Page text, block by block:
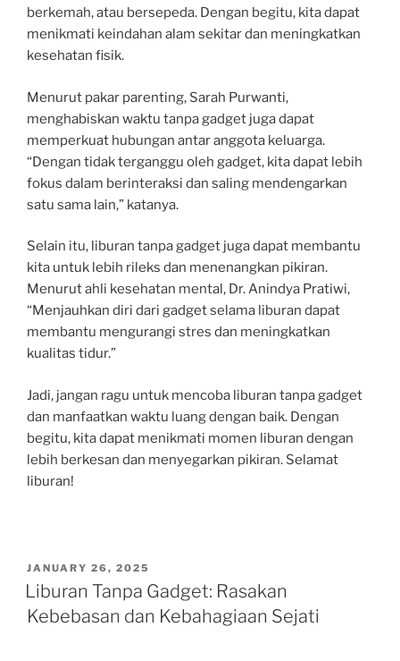
berkemah, atau bersepeda. Dengan begitu, kita dapat
menikmati keindahan alam sekitar dan meningkatkan
kesehatan fisik.
Menurut pakar parenting, Sarah Purwanti,
menghabiskan waktu tanpa gadget juga dapat
memperkuat hubungan antar anggota keluarga.
“Dengan tidak terganggu oleh gadget, kita dapat lebih
fokus dalam berinteraksi dan saling mendengarkan
satu sama lain,” katanya.
Selain itu, liburan tanpa gadget juga dapat membantu
kita untuk lebih rileks dan menenangkan pikiran.
Menurut ahli kesehatan mental, Dr. Anindya Pratiwi,
“Menjauhkan diri dari gadget selama liburan dapat
membantu mengurangi stres dan meningkatkan
kualitas tidur.”
Jadi, jangan ragu untuk mencoba liburan tanpa gadget
dan manfaatkan waktu luang dengan baik. Dengan
begitu, kita dapat menikmati momen liburan dengan
lebih berkesan dan menyegarkan pikiran. Selamat
liburan!
POSTED
ON
JANUARY 26, 2025
Liburan Tanpa Gadget: Rasakan
Kebebasan dan Kebahagiaan Sejati